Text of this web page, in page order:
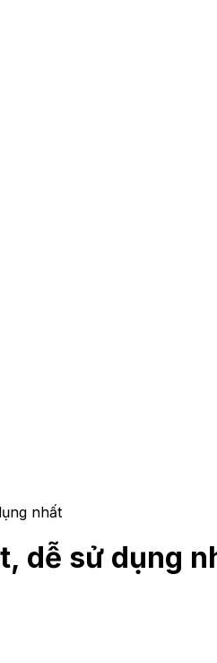
nhất
dễ sử dụng